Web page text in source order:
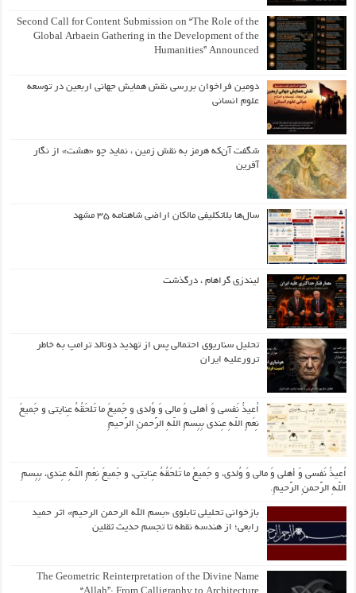
Second Call for Content Submission on “The Role of the
Global Arbaein Gathering in the Development of the
Humanities” Announced
دومین فراخوان بررسی نقش همایش جهانی اربعین در توسعه
علوم انسانی
شگفت آن‌که هرمز به نقش زمین ، نماید چو «هشت» از نگار
آفرین
سال‌ها بلاتکلیفی مالکان اراضی شاهنامه ۳۵ مشهد
لیندزی گراهام ، درگذشت
تحلیل سناریوی احتمالی پس از تهدید دونالد ترامپ به خاطر
ترورعلیه ایران
اُعیذُ نَفسی وَ أهلی وَ مالی وَ وُلدی و جَمیعَ ما تَلحَقُهُ عِنایتی و جَمیعَ
نِعَمِ اللّهِ عِندی بِبِسمِ اللّهِ الرَّحمنِ الرَّحیمِ
اُعیذُ نَفسی وَ أهلی وَ مالی وَ وُلدی، و جَمیعَ ما تَلحَقُهُ عِنایتی، و جَمیعَ نِعَمِ اللّهِ عِندی، بِبِسمِ
اللّهِ الرَّحمنِ الرَّحیمِ.
بازخوانی تحلیلی تابلوی «بسم الله الرحمن الرحیم» اثر حمید
رابعی؛ از هندسه نقطه تا تجسم حدیث ثقلین
The Geometric Reinterpretation of the Divine Name